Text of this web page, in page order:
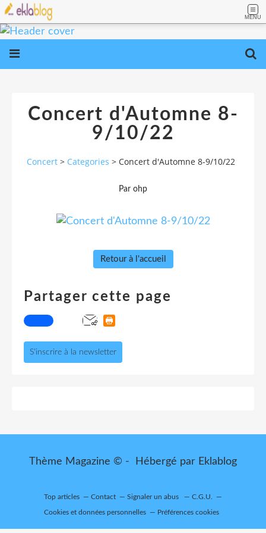
MENU
Concert d'Automne 8-
9/10/22
Concert > Categories > Concert d'Automne 8-9/10/22
Par ohp
Retour à l'accueil
Partager cette page
S'inscrire à la newsletter
Thème Magazine © - Hébergé par Eklablog
Top articles Contact Signaler un abus C.G.U.
Cookies et données personnelles Préférences cookies